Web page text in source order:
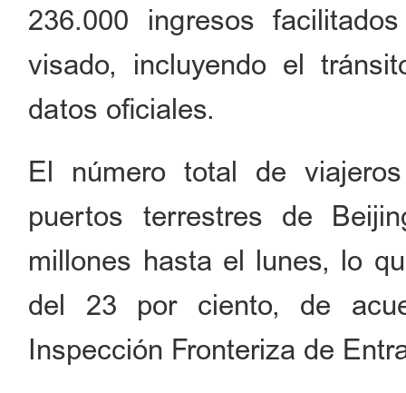
236.000 ingresos
visado, incluyendo el
datos oficiales.
El número total de
puertos terrestres de
millones hasta el lunes, lo
del 23 por ciento, de
Inspección Fronteriza de